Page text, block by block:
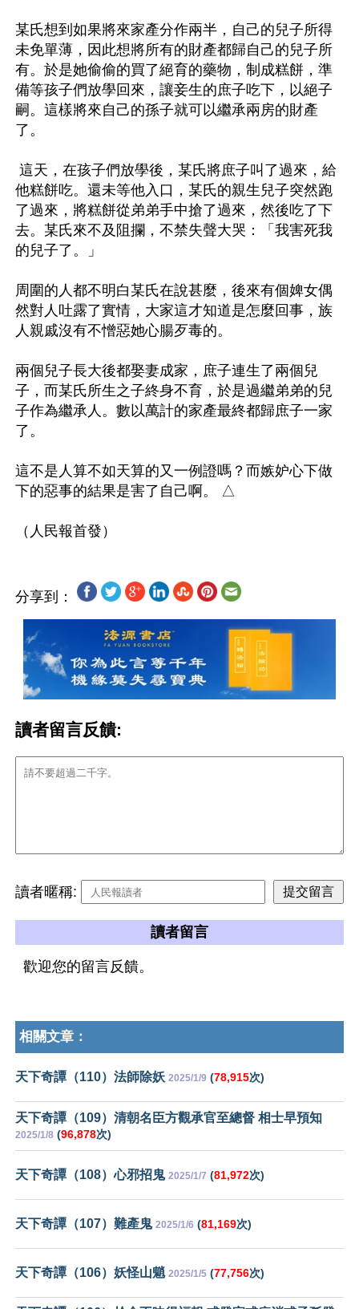
某氏想到如果將來家產分作兩半，自己的兒子所得
未免單薄，因此想將所有的財產都歸自己的兒子所
有。於是她偷偷的買了絕育的藥物，制成糕餅，準
備等孩子們放學回來，讓妾生的庶子吃下，以絕子
嗣。這樣將來自己的孫子就可以繼承兩房的財產
了。
他糕餅吃。還未等他入口，某氏的親生兒子突然跑
了過來，將糕餅從弟弟手中搶了過來，然後吃了下
去。某氏來不及阻攔，不禁失聲大哭：「我害死我
的兒子了。」
周圍的人都不明白某氏在說甚麼，後來有個婢女偶
然對人吐露了實情，大家這才知道是怎麼回事，族
人親戚沒有不憎惡她心腸歹毒的。
兩個兒子長大後都娶妻成家，庶子連生了兩個兒
子，而某氏所生之子終身不育，於是過繼弟弟的兒
子作為繼承人。數以萬計的家產最終都歸庶子一家
了。
這不是人算不如天算的又一例證嗎？而嫉妒心下做
下的惡事的結果是害了自己啊。 △
分享到：
讀者留言反饋:
讀者暱稱:
讀者留言
歡迎您的留言反饋。
相關文章：
天下奇譚（110）法師除妖 2025/1/9 (78,915次)
天下奇譚（109）清朝名臣方觀承官至總督 相士早預知
2025/1/8 (96,878次)
天下奇譚（108）心邪招鬼 2025/1/7 (81,972次)
天下奇譚（107）難產鬼 2025/1/6 (81,169次)
天下奇譚（106）妖怪山魈 2025/1/5 (77,756次)